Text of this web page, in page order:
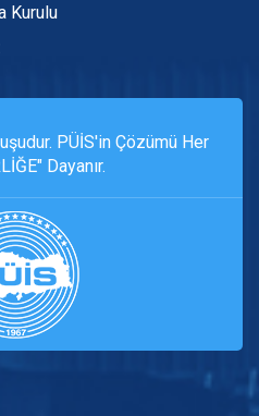
Kurulu
PÜİS'in Çözümü Her
Dayanır.